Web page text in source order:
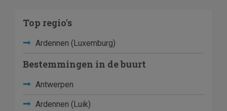
Top regio's
Ardennen (Luxemburg)
Bestemmingen in de buurt
Antwerpen
Ardennen (Luik)